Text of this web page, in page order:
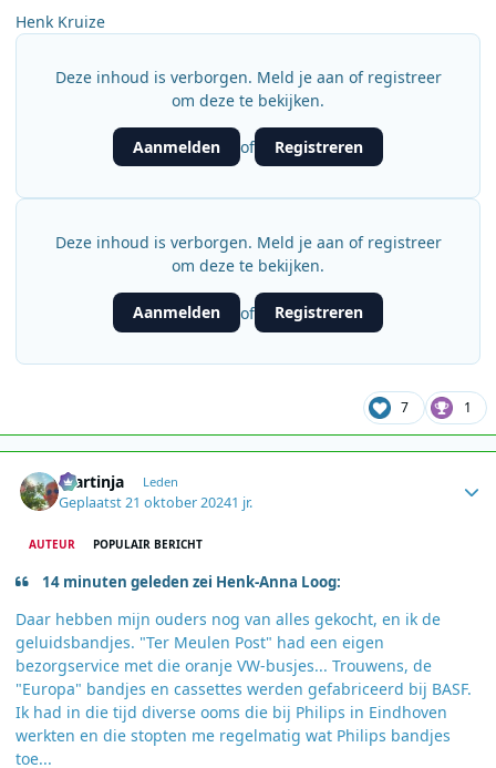
Henk Kruize
Deze inhoud is verborgen. Meld je aan of registreer
om deze te bekijken.
Aanmelden of Registreren
Deze inhoud is verborgen. Meld je aan of registreer
om deze te bekijken.
Aanmelden of Registreren
7 1
martinja Leden
Geplaatst21 oktober 20241 jr.
AUTEUR POPULAIR BERICHT
14 minuten geleden zei Henk-Anna Loog:
Daar hebben mijn ouders nog van alles gekocht, en ik de
geluidsbandjes. "Ter Meulen Post" had een eigen
bezorgservice met die oranje VW-busjes... Trouwens, de
"Europa" bandjes en cassettes werden gefabriceerd bij BASF.
Ik had in die tijd diverse ooms die bij Philips in Eindhoven
werkten en die stopten me regelmatig wat Philips bandjes
toe...